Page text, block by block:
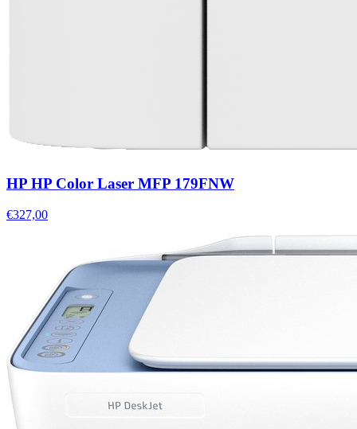
HP HP Color Laser MFP 179FNW
€327,00